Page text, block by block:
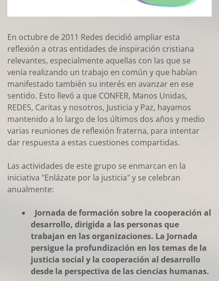
En octubre de 2011 Redes decidió ampliar esta
reflexión a otras entidades de inspiración cristiana
relevantes, especialmente aquellas con las que se
venía realizando un trabajo en común y que habían
manifestado también su interés en avanzar en ese
sentido. Esto llevó a que CONFER, Manos Unidas,
REDES, Caritas y nosotros, Justicia y Paz, hayamos
mantenido a lo largo de los últimos dos años y medio
varias reuniones de reflexión fraterna, para intentar
dar respuesta a estas cuestiones compartidas.
Las actividades de este grupo se enmarcan en la
iniciativa "Enlázate por la justicia" y se celebran
anualmente:
Jornada de formación sobre la cooperación al
desarrollo, dirigida a las personas que
trabajan en las organizaciones. La Jornada
persigue la profundización en los temas de la
justicia social y la cooperación al desarrollo
desde la perspectiva de las ciencias humanas.